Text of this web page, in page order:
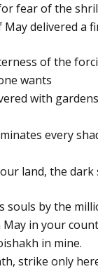
fear of the
May delivered a
of the
wants
with
every
land, the dark
souls by the
May in your
in mine.
strike only